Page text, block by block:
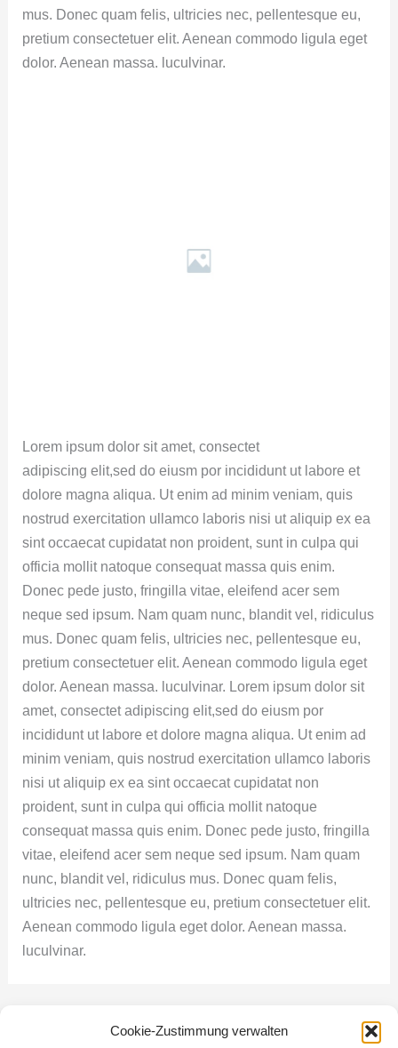
Cookie-Zustimmung verwalten
mus. Donec quam felis, ultricies nec, pellentesque eu,
pretium consectetuer elit. Aenean commodo ligula eget
dolor. Aenean massa. luculvinar.
Lorem ipsum dolor sit amet, consectet
adipiscing elit,sed do eiusm por incididunt ut labore et
dolore magna aliqua. Ut enim ad minim veniam, quis
nostrud exercitation ullamco laboris nisi ut aliquip ex ea
sint occaecat cupidatat non proident, sunt in culpa qui
officia mollit natoque consequat massa quis enim.
Donec pede justo, fringilla vitae, eleifend acer sem
neque sed ipsum. Nam quam nunc, blandit vel, ridiculus
mus. Donec quam felis, ultricies nec, pellentesque eu,
pretium consectetuer elit. Aenean commodo ligula eget
dolor. Aenean massa. luculvinar. Lorem ipsum dolor sit
amet, consectet adipiscing elit,sed do eiusm por
incididunt ut labore et dolore magna aliqua. Ut enim ad
minim veniam, quis nostrud exercitation ullamco laboris
nisi ut aliquip ex ea sint occaecat cupidatat non
proident, sunt in culpa qui officia mollit natoque
consequat massa quis enim. Donec pede justo, fringilla
vitae, eleifend acer sem neque sed ipsum. Nam quam
nunc, blandit vel, ridiculus mus. Donec quam felis,
ultricies nec, pellentesque eu, pretium consectetuer elit.
Aenean commodo ligula eget dolor. Aenean massa.
luculvinar.
Nächster Beitrag→